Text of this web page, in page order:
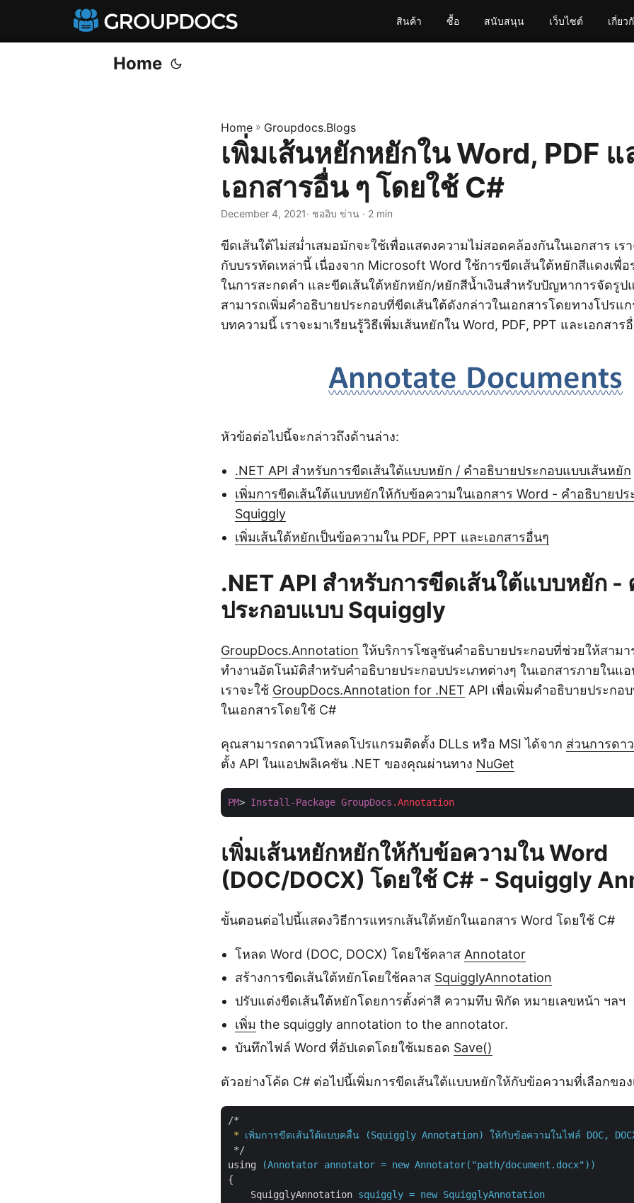
สินค้า ซื้อ สนับสนุน เว็บไซต์ เกี่ยว
Home
Home » Groupdocs.Blogs
เพิ่มเส้นหยักหยักใน Word, PDF แ
เอกสารอื่น ๆ โดยใช้ C#
December 4, 2021· ชออิบ ข่าน · 2 min
ขีดเส้นใต้ไม่สม่ำเสมอมักจะใช้เพื่อแสดงความไม่สอดคล้องกันในเอกสาร เร
กับบรรทัดเหล่านี้ เนื่องจาก Microsoft Word ใช้การขีดเส้นใต้หยักสีแดงเพื่
ในการสะกดคำ และขีดเส้นใต้หยักหยัก/หยักสีน้ำเงินสำหรับปัญหาการจัดรูปแ
สามารถเพิ่มคำอธิบายประกอบที่ขีดเส้นใต้ดังกล่าวในเอกสารโดยทางโปรแ
บทความนี้ เราจะมาเรียนรู้วิธีเพิ่มเส้นหยักใน Word, PDF, PPT และเอกสาร
หัวข้อต่อไปนี้จะกล่าวถึงด้านล่าง:
.NET API สำหรับการขีดเส้นใต้แบบหยัก / คำอธิบายประกอบแบบเส้นหยัก
เพิ่มการขีดเส้นใต้แบบหยักให้กับข้อความในเอกสาร Word - คำอธิบายป
Squiggly
เพิ่มเส้นใต้หยักเป็นข้อความใน PDF, PPT และเอกสารอื่นๆ
.NET API สำหรับการขีดเส้นใต้แบบหยัก -
ประกอบแบบ Squiggly
GroupDocs.Annotation ให้บริการโซลูชันคำอธิบายประกอบที่ช่วยให้สามา
ทำงานอัตโนมัติสำหรับคำอธิบายประกอบประเภทต่างๆ ในเอกสารภายในแ
เราจะใช้ GroupDocs.Annotation for .NET API เพื่อเพิ่มคำอธิบายประกอ
ในเอกสารโดยใช้ C#
คุณสามารถดาวน์โหลดโปรแกรมติดตั้ง DLLs หรือ MSI ได้จาก ส่วนการดา
ตั้ง API ในแอปพลิเคชัน .NET ของคุณผ่านทาง NuGet
PM> Install-Package GroupDocs .Annotation
เพิ่มเส้นหยักหยักให้กับข้อความใน Word
(DOC/DOCX) โดยใช้ C# - Squiggly
ขั้นตอนต่อไปนี้แสดงวิธีการแทรกเส้นใต้หยักในเอกสาร Word โดยใช้ C#
โหลด Word (DOC, DOCX) โดยใช้คลาส Annotator
สร้างการขีดเส้นใต้หยักโดยใช้คลาส SquigglyAnnotation
ปรับแต่งขีดเส้นใต้หยักโดยการตั้งค่าสี ความทึบ พิกัด หมายเลขหน้า ฯลฯ
เพิ่ม the squiggly annotation to the annotator.
บันทึกไฟล์ Word ที่อัปเดตโดยใช้เมธอด Save()
ตัวอย่างโค้ด C# ต่อไปนี้เพิ่มการขีดเส้นใต้แบบหยักให้กับข้อความที่เลือกของ
/*
*
เพิ่มการขีดเส้นใต้แบบคลื่น (Squiggly Annotation) ให้กับข้อความในไฟล์ DOC,
*/
using
(Annotator annotator = new Annotator("path/document.docx"))
{
SquigglyAnnotation squiggly = new SquigglyAnnotation